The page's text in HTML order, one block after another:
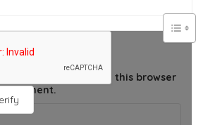
email, and website in this browser
comment.